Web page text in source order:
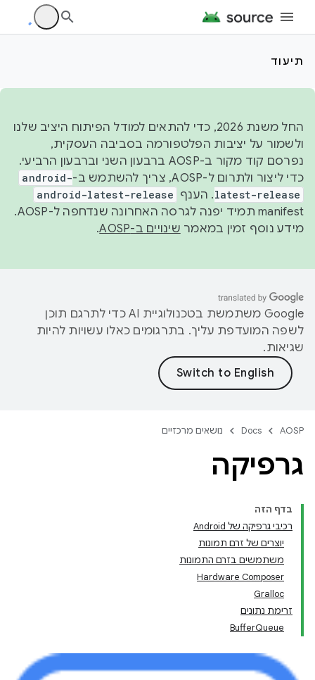
תיעוד
החל משנת 2026, כדי להתאים למודל הפיתוח היציב שלנו
ולשמור על יציבות הפלטפורמה בסביבה העסקית,
נפרסם קוד מקור ב-AOSP ברבעון השני וברבעון הרביעי.
כדי ליצור ולתרום ל-AOSP, צריך להשתמש ב-
android-
latest-release. הענף android-latest-release
manifest תמיד יפנה לגרסה האחרונה שנדחפה ל-AOSP.
מידע נוסף זמין במאמר שינויים ב-AOSP .
‫Google משתמשת בטכנולוגיית AI כדי לתרגם תוכן
לשפה המועדפת עליך. בתרגומים כאלו עשויות להיות
שגיאות.
AOSP
Docs נושאים מרכזיים
גרפיקה
בדף הזה
רכיבי גרפיקה של Android
יוצרים של זרם תמונות
משתמשים בזרם התמונות
Hardware Composer
Gralloc
זרימת נתונים
BufferQueue